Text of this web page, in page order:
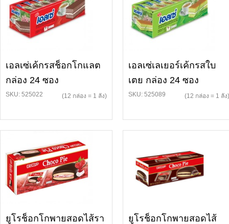
เอลเซ่เค้กรสช็อกโกแลต
กล่อง 24 ซอง
SKU: 525022 (12 กล่อง = 1 ลัง)
เอลเซ่เลเยอร์เค้กรสใบ
เตย กล่อง 24 ซอง
SKU: 525089 (12 กล่อง = 1 ลัง)
ยูโรช็อกโกพายสอดไส้รา
ยูโรช็อกโกพายสอดไส้